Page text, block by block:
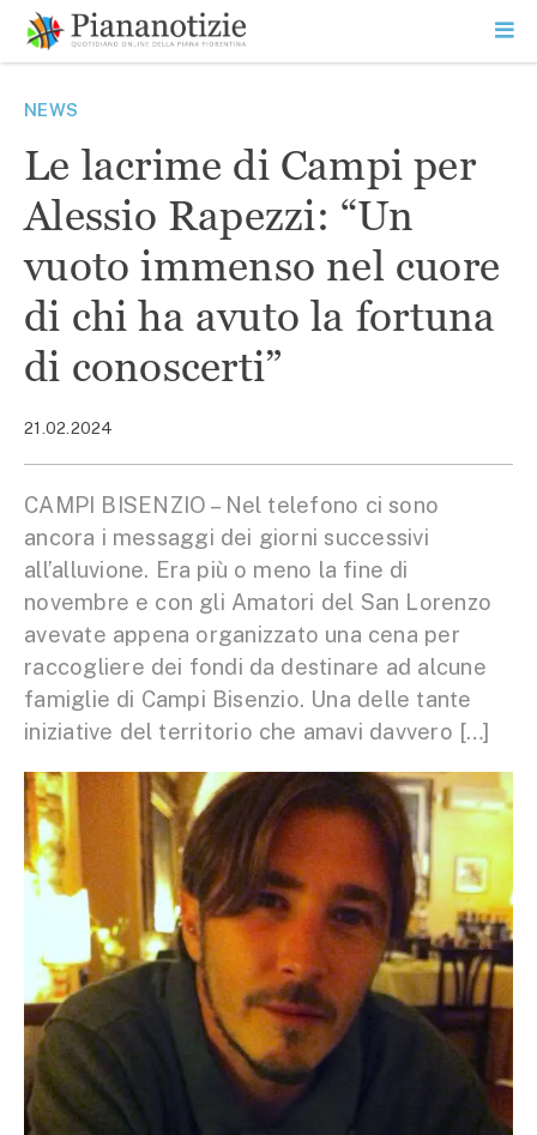
contenuto
SEARCH
NEWS
Le lacrime di Campi per
Alessio Rapezzi: “Un
vuoto immenso nel cuore
di chi ha avuto la fortuna
di conoscerti”
21.02.2024
CAMPI BISENZIO – Nel telefono ci sono
ancora i messaggi dei giorni successivi
all’alluvione. Era più o meno la fine di
novembre e con gli Amatori del San Lorenzo
avevate appena organizzato una cena per
raccogliere dei fondi da destinare ad alcune
famiglie di Campi Bisenzio. Una delle tante
iniziative del territorio che amavi davvero […]